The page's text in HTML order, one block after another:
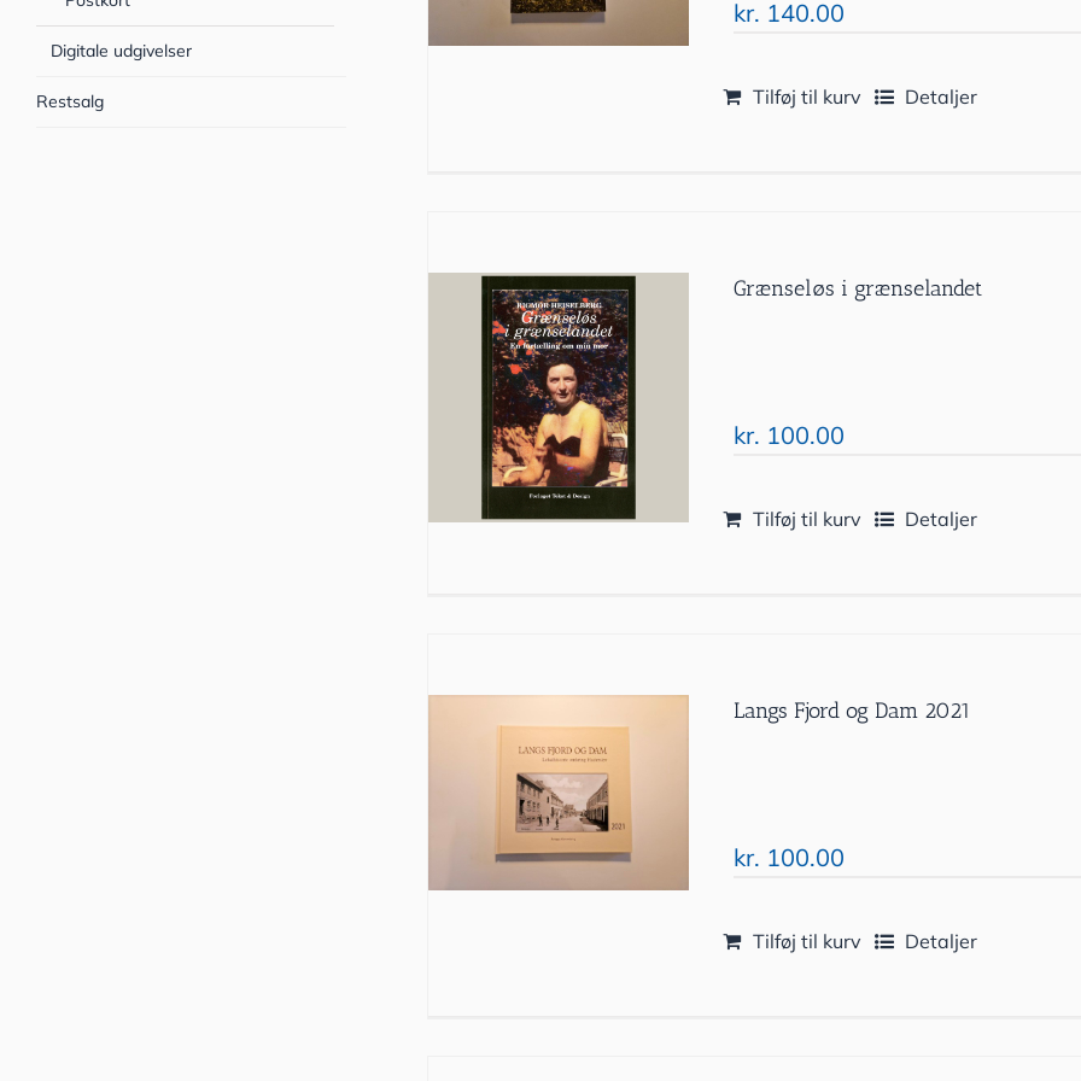
kr. 140.00
Tilføj til kurv Detaljer
Grænseløs i grænselandet
kr. 100.00
Tilføj til kurv Detaljer
Langs Fjord og Dam 2021
kr. 100.00
Tilføj til kurv Detaljer
Digitale udgivelser
Restsalg